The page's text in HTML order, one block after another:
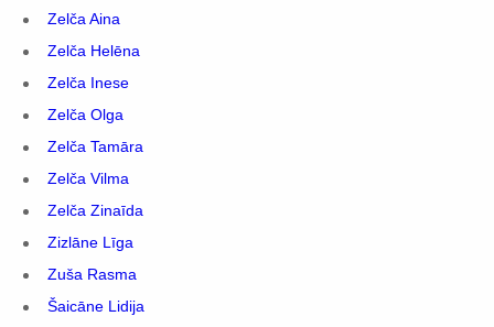
Zelča Aina
Zelča Helēna
Zelča Inese
Zelča Olga
Zelča Tamāra
Zelča Vilma
Zelča Zinaīda
Zizlāne Līga
Zuša Rasma
Šaicāne Lidija